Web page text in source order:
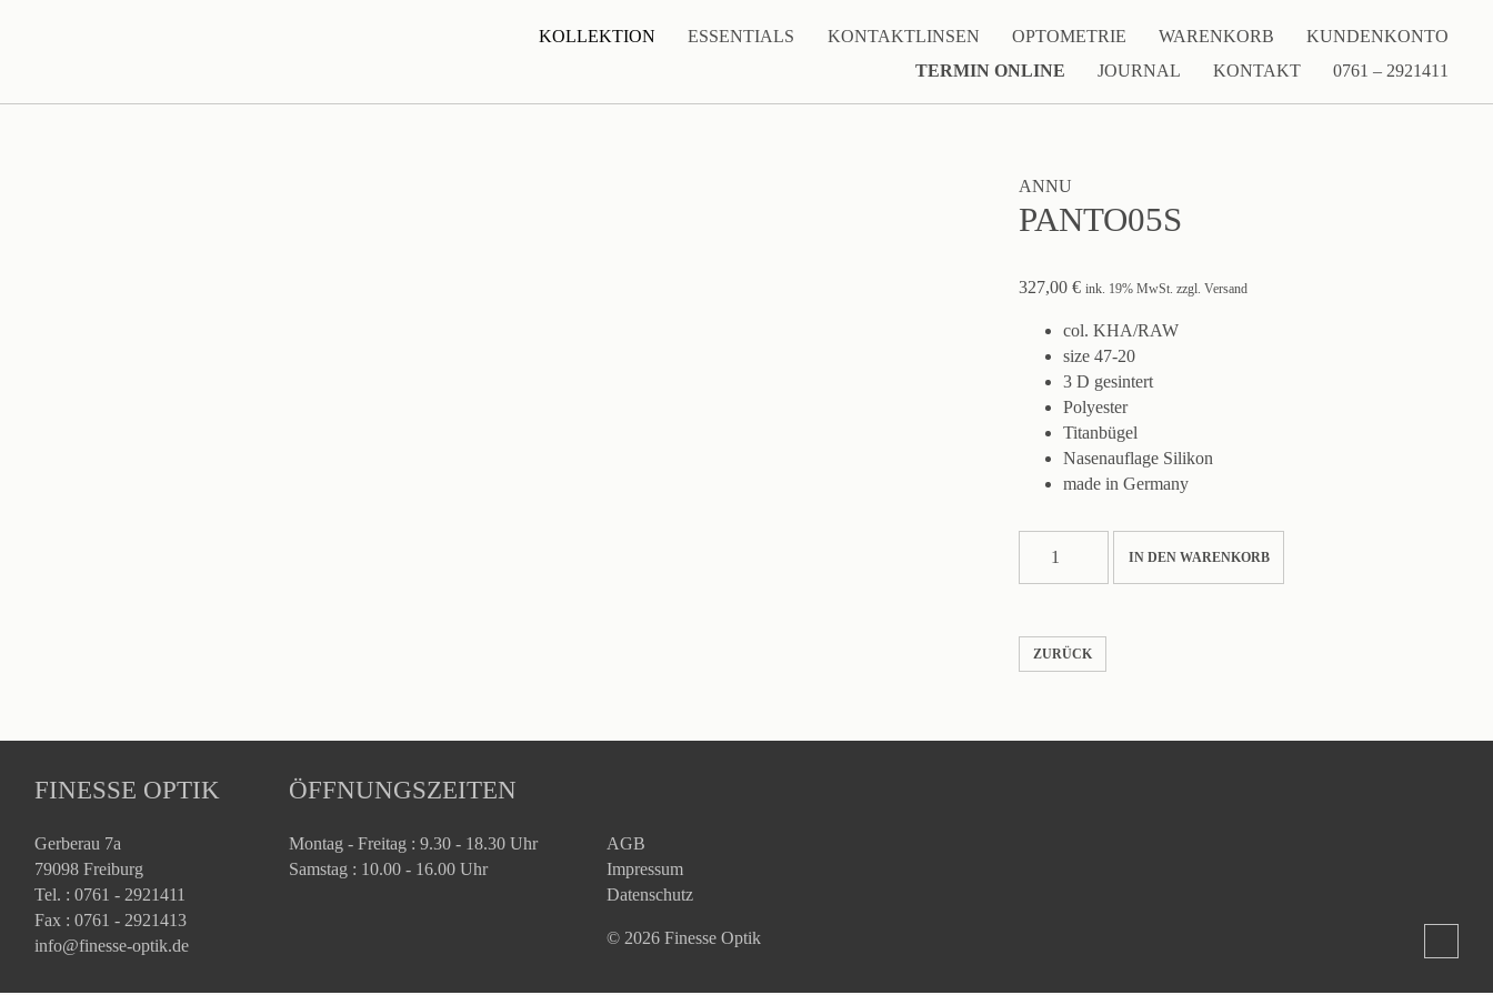
KOLLEKTION ESSENTIALS KONTAKTLINSEN OPTOMETRIE WARENKORB
KUNDENKONTO
TERMIN ONLINE
JOURNAL KONTAKT 0761 – 2921411
ANNU
PANTO05S
327,00 € ink. 19% MwSt. zzgl. Versand
col. KHA/RAW
size 47-20
3 D gesintert
Polyester
Titanbügel
Nasenauflage Silikon
made in Germany
Menge
IN DEN WARENKORB
ZURÜCK
FINESSE OPTIK
Gerberau 7a
79098 Freiburg
Tel. : 0761 - 2921411
Fax : 0761 - 2921413
info@finesse-optik.de
ÖFFNUNGSZEITEN
Montag - Freitag : 9.30 - 18.30 Uhr
Samstag : 10.00 - 16.00 Uhr
AGB
Impressum
Datenschutz
© 2026 Finesse Optik